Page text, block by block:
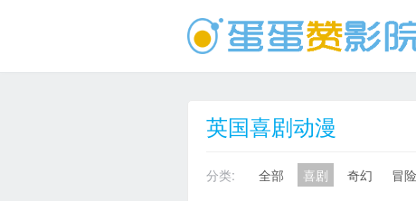
英国喜剧动漫
分类: 全部 喜剧 奇幻 冒险